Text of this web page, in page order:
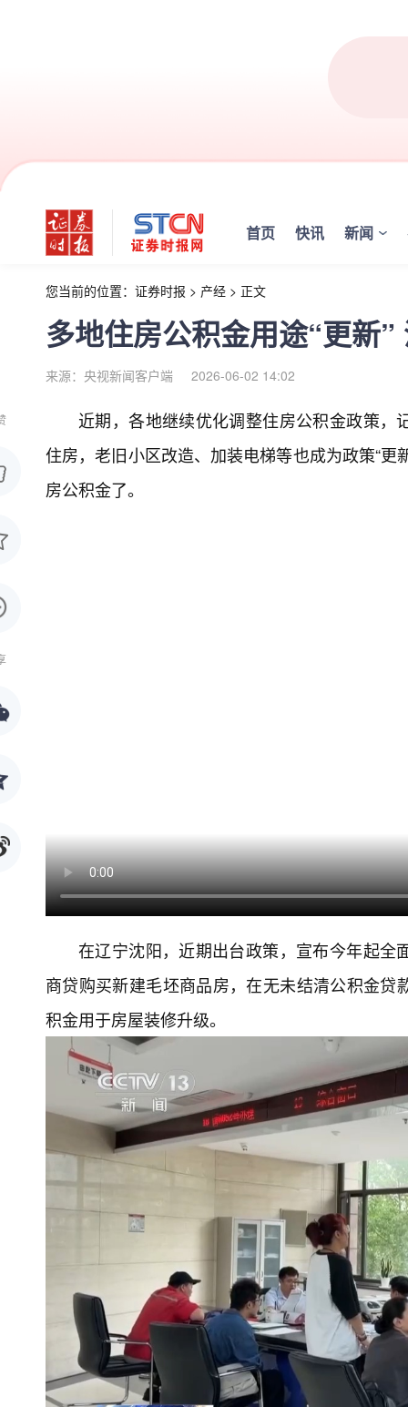
首页 快讯 新闻
您当前的位置： 证券时报 > 产经 > 正文
多地住房公积金用途“更新
来源：央视新闻客户端 2026-06-02 14:02
近期，各地继续优化调整住房公积金政策
住房，老旧小区改造、加装电梯等也成为政策“
房公积金了。
在辽宁沈阳，近期出台政策，宣布今年起
商贷购买新建毛坯商品房，在无未结清公积金
积金用于房屋装修升级。